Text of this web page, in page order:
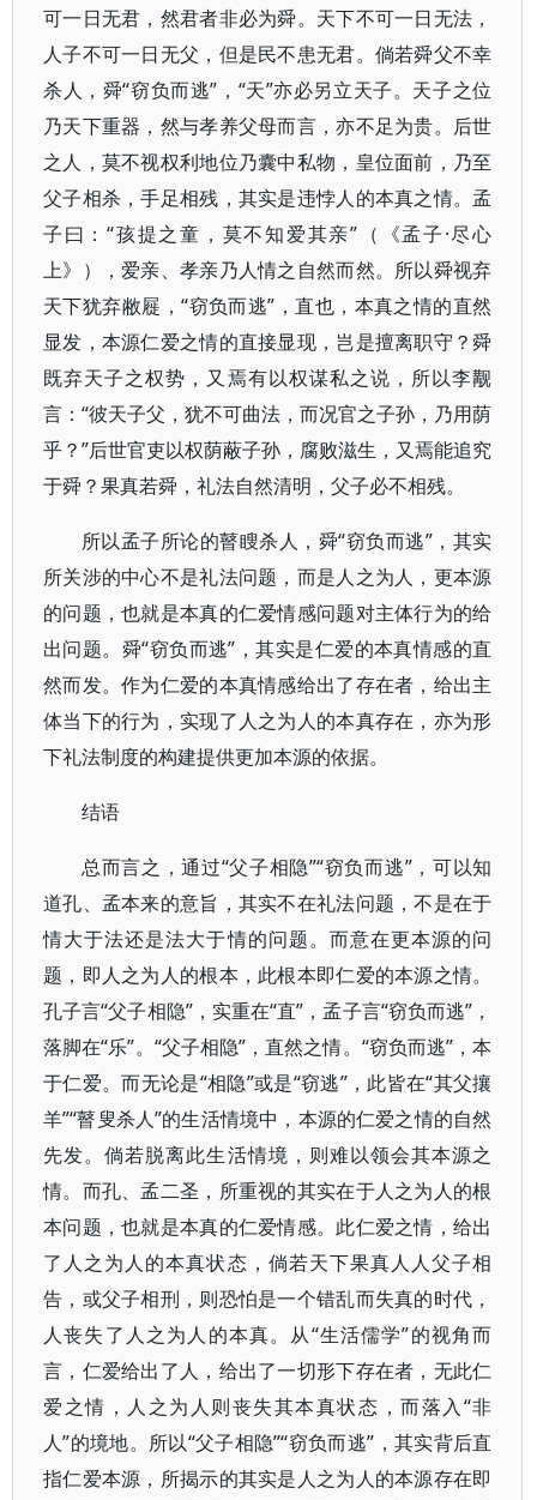
可一日无君，然君者非必为舜。天下不可一日无法，
人子不可一日无父，但是民不患无君。倘若舜父不幸
杀人，舜“窃负而逃”，“天”亦必另立天子。天子之位
乃天下重器，然与孝养父母而言，亦不足为贵。后世
之人，莫不视权利地位乃囊中私物，皇位面前，乃至
父子相杀，手足相残，其实是违悖人的本真之情。孟
子曰：“孩提之童，莫不知爱其亲”（《孟子·尽心
上》），爱亲、孝亲乃人情之自然而然。所以舜视弃
天下犹弃敝屣，“窃负而逃”，直也，本真之情的直然
显发，本源仁爱之情的直接显现，岂是擅离职守？舜
既弃天子之权势，又焉有以权谋私之说，所以李觏
言：“彼天子父，犹不可曲法，而况官之子孙，乃用荫
乎？”后世官吏以权荫蔽子孙，腐败滋生，又焉能追究
于舜？果真若舜，礼法自然清明，父子必不相残。
所以孟子所论的瞽瞍杀人，舜“窃负而逃”，其实
所关涉的中心不是礼法问题，而是人之为人，更本源
的问题，也就是本真的仁爱情感问题对主体行为的给
出问题。舜“窃负而逃”，其实是仁爱的本真情感的直
然而发。作为仁爱的本真情感给出了存在者，给出主
体当下的行为，实现了人之为人的本真存在，亦为形
下礼法制度的构建提供更加本源的依据。
结语
总而言之，通过“父子相隐”“窃负而逃”，可以知
道孔、孟本来的意旨，其实不在礼法问题，不是在于
情大于法还是法大于情的问题。而意在更本源的问
题，即人之为人的根本，此根本即仁爱的本源之情。
孔子言“父子相隐”，实重在“直”，孟子言“窃负而逃”，
落脚在“乐”。“父子相隐”，直然之情。“窃负而逃”，本
于仁爱。而无论是“相隐”或是“窃逃”，此皆在“其父攘
羊”“瞽叟杀人”的生活情境中，本源的仁爱之情的自然
先发。倘若脱离此生活情境，则难以领会其本源之
情。而孔、孟二圣，所重视的其实在于人之为人的根
本问题，也就是本真的仁爱情感。此仁爱之情，给出
了人之为人的本真状态，倘若天下果真人人父子相
告，或父子相刑，则恐怕是一个错乱而失真的时代，
人丧失了人之为人的本真。从“生活儒学”的视角而
言，仁爱给出了人，给出了一切形下存在者，无此仁
爱之情，人之为人则丧失其本真状态，而落入“非
人”的境地。所以“父子相隐”“窃负而逃”，其实背后直
指仁爱本源，所揭示的其实是人之为人的本源存在即